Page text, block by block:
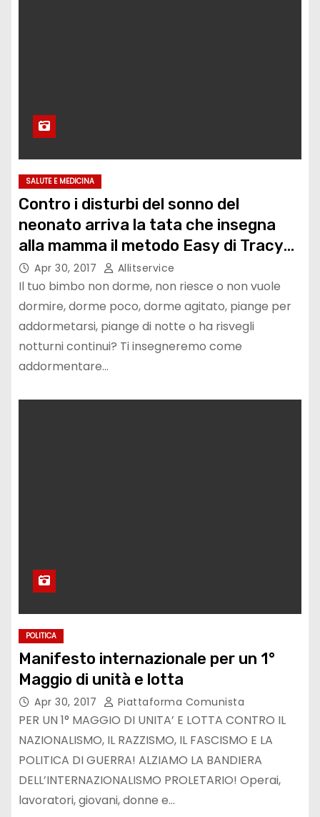
SALUTE E MEDICINA
Contro i disturbi del sonno del
neonato arriva la tata che insegna
alla mamma il metodo Easy di Tracy
Hogg
Apr 30, 2017 Allitservice
Il tuo bimbo non dorme, non riesce o non vuole
dormire, dorme poco, dorme agitato, piange per
addormetarsi, piange di notte o ha risvegli
notturni continui? Ti insegneremo come
addormentare…
POLITICA
Manifesto internazionale per un 1°
Maggio di unità e lotta
Apr 30, 2017 Piattaforma Comunista
PER UN 1° MAGGIO DI UNITA’ E LOTTA CONTRO IL
NAZIONALISMO, IL RAZZISMO, IL FASCISMO E LA
POLITICA DI GUERRA! ALZIAMO LA BANDIERA
DELL’INTERNAZIONALISMO PROLETARIO! Operai,
lavoratori, giovani, donne e…